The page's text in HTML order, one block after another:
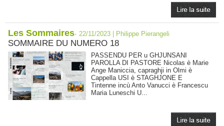
Les Sommaires- 22/11/2023 | Philippe Pierangeli
SOMMAIRE DU NUMERO 18
PASSENDU PER u GHJUNSANI
PAROLLA DI PASTORE Nicolas è Marie
Ange Maniccia, capraghji in Olmi è
Cappella USI è STAGHJONE E
Tintenne incù Anto Vanucci è Francescu
Maria Luneschi U...